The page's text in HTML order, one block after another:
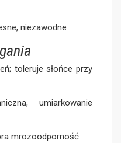
niezawodne
toleruje słońce przy
umiarkowanie
mrozoodporność